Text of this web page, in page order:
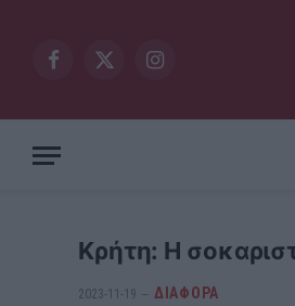
Facebook
X
Instagram
Κρήτη: Η
2023-11-19 ΔΙΆΦΟΡΑ